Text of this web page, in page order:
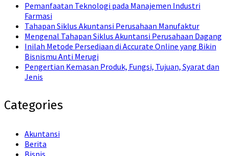
Pemanfaatan Teknologi pada Manajemen Industri
Farmasi
Tahapan Siklus Akuntansi Perusahaan Manufaktur
Mengenal Tahapan Siklus Akuntansi Perusahaan Dagang
Inilah Metode Persediaan di Accurate Online yang Bikin
Bisnismu Anti Merugi
Pengertian Kemasan Produk, Fungsi, Tujuan, Syarat dan
Jenis
Categories
Akuntansi
Berita